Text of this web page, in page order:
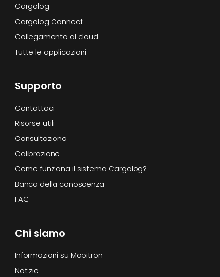
Cargolog
Cargolog Connect
Collegamento al cloud
Tutte le applicazioni
Supporto
Contattaci
Risorse utili
Consultazione
Calibrazione
Come funziona il sistema Cargolog?
Banca della conoscenza
FAQ
Chi siamo
Informazioni su Mobitron
Notizie